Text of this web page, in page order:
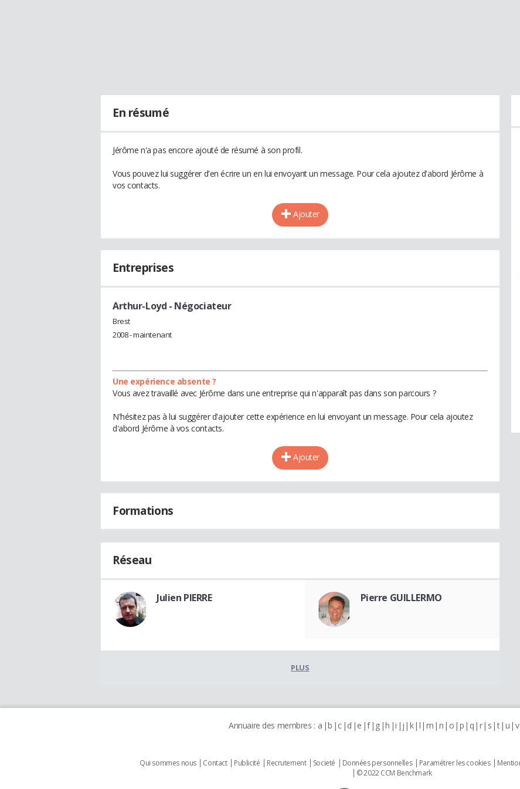
En résumé
Jérôme n'a pas encore ajouté de résumé à son profil.
Vous pouvez lui suggérer d'en écrire un en lui envoyant un message. Pour cela ajoutez d'abord Jérôme à
vos contacts.
Ajouter
Entreprises
Arthur-Loyd - Négociateur
Brest
2008 - maintenant
Une expérience absente ?
Vous avez travaillé avec Jérôme dans une entreprise qui n'apparaît pas dans son parcours ?
N'hésitez pas à lui suggérer d'ajouter cette expérience en lui envoyant un message. Pour cela ajoutez
d'abord Jérôme à vos contacts.
Ajouter
Formations
Réseau
Julien PIERRE Pierre GUILLERMO
PLUS
Annuaire des membres : a b c d e f g h i j k l m n o p q r s t u v
Qui sommes nous Contact Publicité Recrutement Societé Données personnelles Paramétrer les cookies
© 2022 CCM Benchmark